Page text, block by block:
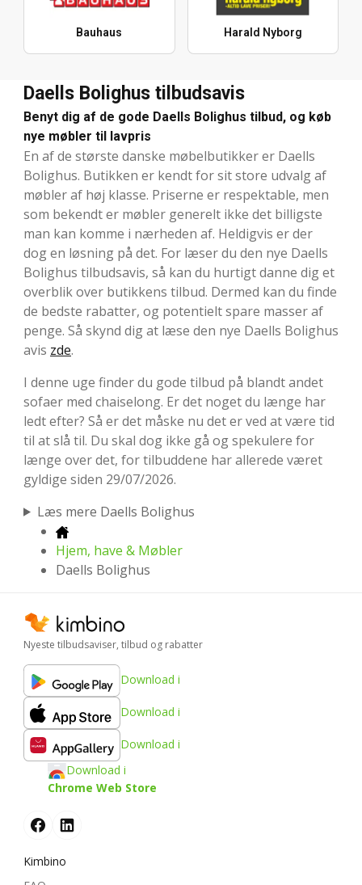
Bauhaus Harald Nyborg
Daells Bolighus tilbudsavis
Benyt dig af de gode Daells Bolighus tilbud, og køb
nye møbler til lavpris
En af de største danske møbelbutikker er Daells
Bolighus. Butikken er kendt for sit store udvalg af
møbler af høj klasse. Priserne er respektable, men
som bekendt er møbler generelt ikke det billigste
man kan komme i nærheden af. Heldigvis er der
dog en løsning på det. For læser du den nye Daells
Bolighus tilbudsavis, så kan du hurtigt danne dig et
overblik over butikkens tilbud. Dermed kan du finde
de bedste rabatter, og potentielt spare masser af
penge. Så skynd dig at læse den nye Daells Bolighus
avis zde.
I denne uge finder du gode tilbud på blandt andet
sofaer med chaiselong. Er det noget du længe har
ledt efter? Så er det måske nu det er ved at være tid
til at slå til. Du skal dog ikke gå og spekulere for
længe over det, for tilbuddene har allerede været
gyldige siden 29/07/2026.
Læs mere Daells Bolighus
Hjem, have & Møbler
Daells Bolighus
Nyeste tilbudsaviser, tilbud og rabatter
Download i
Download i
Download i
Download i
Chrome Web Store
Kimbino